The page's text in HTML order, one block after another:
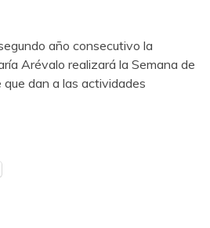
año consecutivo la
Arévalo realizará la Semana de
que dan a las actividades